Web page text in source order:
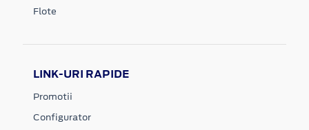
Flote
LINK-URI RAPIDE
Promotii
Configurator